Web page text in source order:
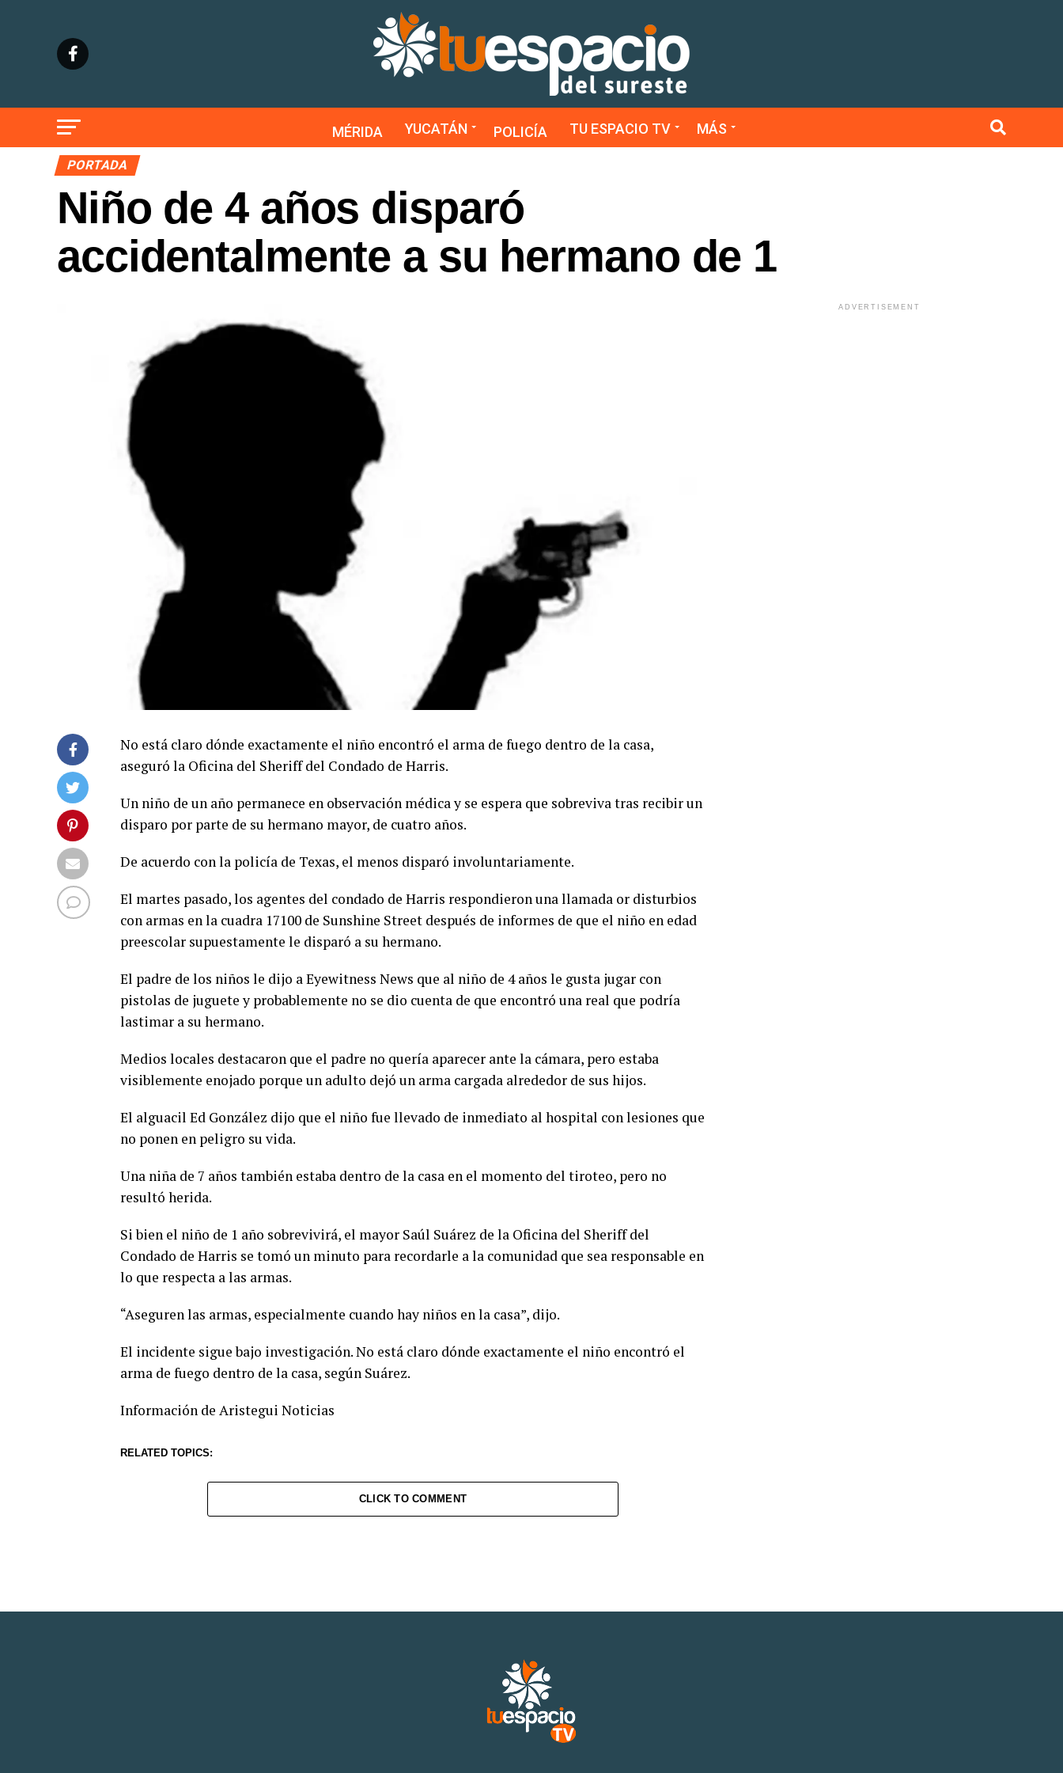
MÉRIDA YUCATÁN POLICÍA TU ESPACIO TV MÁS
PORTADA
Niño de 4 años disparó
accidentalmente a su hermano de 1
No está claro dónde exactamente el niño encontró el arma de fuego dentro de la casa,
aseguró la Oficina del Sheriff del Condado de Harris.
Un niño de un año permanece en observación médica y se espera que sobreviva tras recibir un
disparo por parte de su hermano mayor, de cuatro años.
De acuerdo con la policía de Texas, el menos disparó involuntariamente.
El martes pasado, los agentes del condado de Harris respondieron una llamada or disturbios
con armas en la cuadra 17100 de Sunshine Street después de informes de que el niño en edad
preescolar supuestamente le disparó a su hermano.
El padre de los niños le dijo a Eyewitness News que al niño de 4 años le gusta jugar con
pistolas de juguete y probablemente no se dio cuenta de que encontró una real que podría
lastimar a su hermano.
Medios locales destacaron que el padre no quería aparecer ante la cámara, pero estaba
visiblemente enojado porque un adulto dejó un arma cargada alrededor de sus hijos.
El alguacil Ed González dijo que el niño fue llevado de inmediato al hospital con lesiones que
no ponen en peligro su vida.
Una niña de 7 años también estaba dentro de la casa en el momento del tiroteo, pero no
resultó herida.
Si bien el niño de 1 año sobrevivirá, el mayor Saúl Suárez de la Oficina del Sheriff del
Condado de Harris se tomó un minuto para recordarle a la comunidad que sea responsable en
lo que respecta a las armas.
“Aseguren las armas, especialmente cuando hay niños en la casa”, dijo.
El incidente sigue bajo investigación. No está claro dónde exactamente el niño encontró el
arma de fuego dentro de la casa, según Suárez.
Información de Aristegui Noticias
RELATED TOPICS:
CLICK TO COMMENT
ADVERTISEMENT